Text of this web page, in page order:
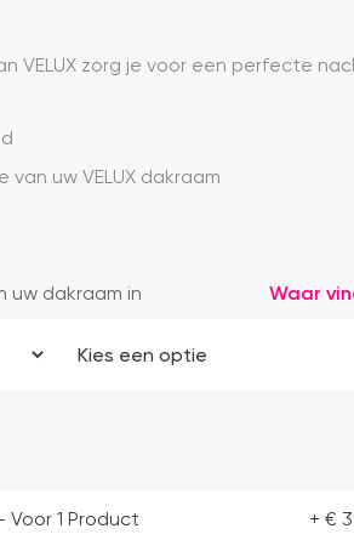
VELUX zorg je voor een perfecte
uw VELUX dakraam
uw dakraam in Waar
Voor 1 Product
+ €